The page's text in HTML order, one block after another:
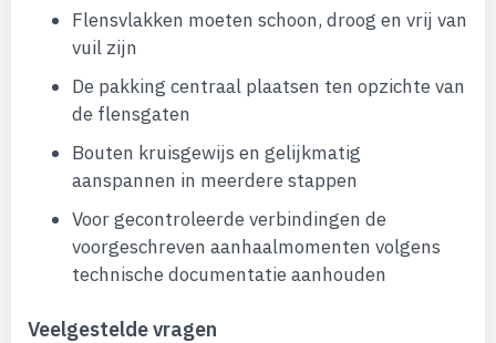
Flensvlakken moeten schoon, droog en vrij van
vuil zijn
De pakking centraal plaatsen ten opzichte van
de flensgaten
Bouten kruisgewijs en gelijkmatig
aanspannen in meerdere stappen
Voor gecontroleerde verbindingen de
voorgeschreven aanhaalmomenten volgens
technische documentatie aanhouden
Veelgestelde vragen